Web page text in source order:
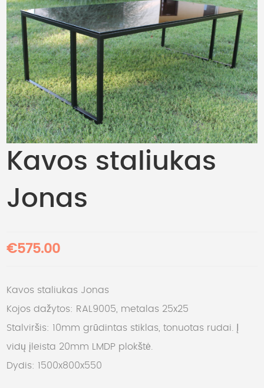
Kavos staliukas
Jonas
€575.00
Kavos staliukas Jonas
Kojos dažytos: RAL9005, metalas 25x25
Stalviršis: 10mm grūdintas stiklas, tonuotas rudai. Į
vidų įleista 20mm LMDP plokštė.
Dydis: 1500x800x550